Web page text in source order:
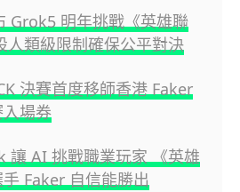
Grok5 明年挑戰《英雄聯
人類級限制確保公平對決
決賽首度移師香港 Faker
場券
讓 AI 挑戰職業玩家 《英雄
Faker 自信能勝出